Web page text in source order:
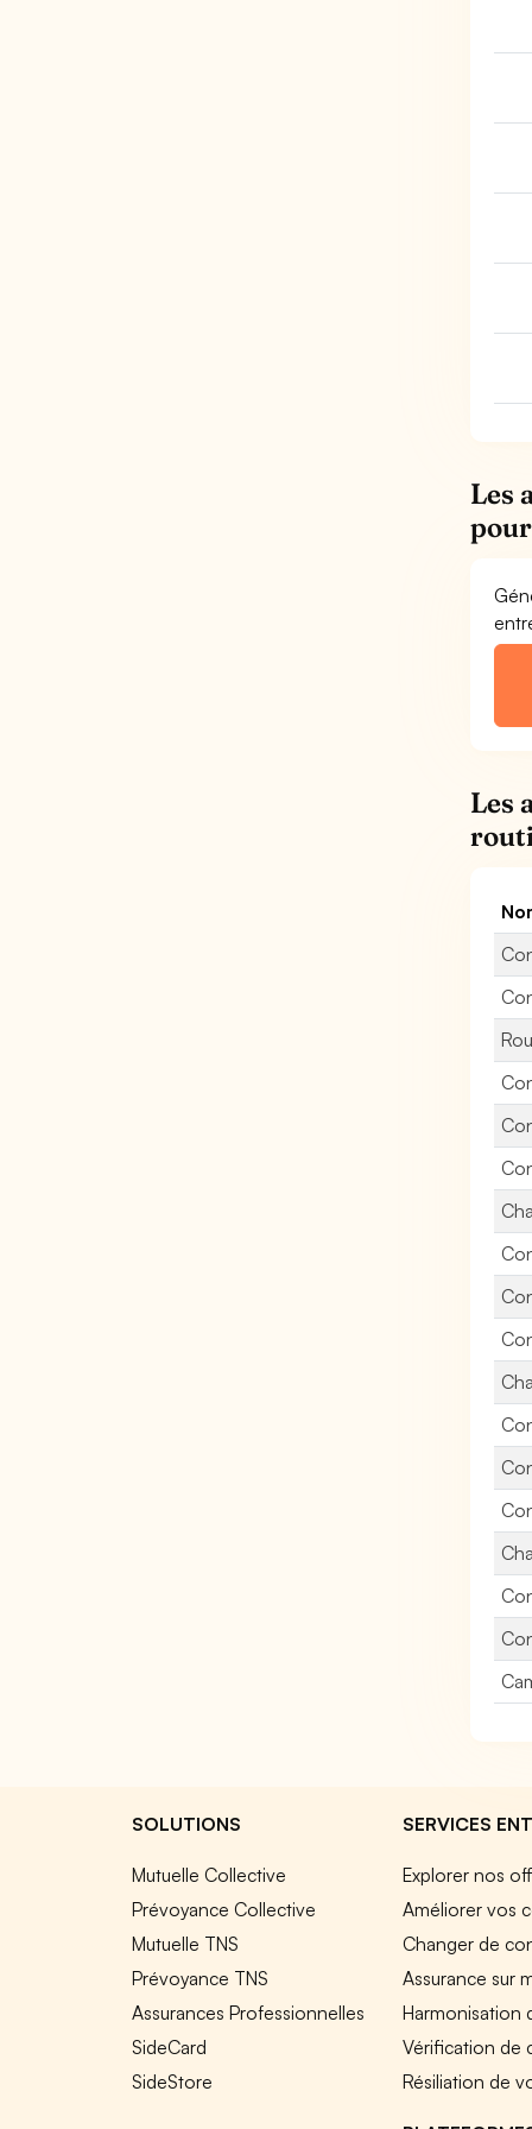
Les
Les
SOLUTIONS
Mutuelle Collective
Prévoyance Collective
Mutuelle TNS
Prévoyance TNS
Assurances Professionnelles
SideCard
SideStore
SERVICES
Explorer nos
Améliorer vos
Changer de
Assurance sur
Harmonisation
Vérification de
Résiliation de